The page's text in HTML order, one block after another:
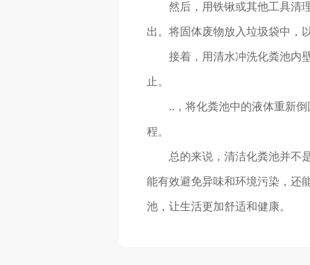
然后，用铁锹或其他工具清
出。将固体废物放入垃圾袋中，
接着，用清水冲洗化粪池内
止。
..，将化粪池中的液体重新
程。
总的来说，清洁化粪池并不
能有效避免异味和环境污染，还
池，让生活更加舒适和健康。